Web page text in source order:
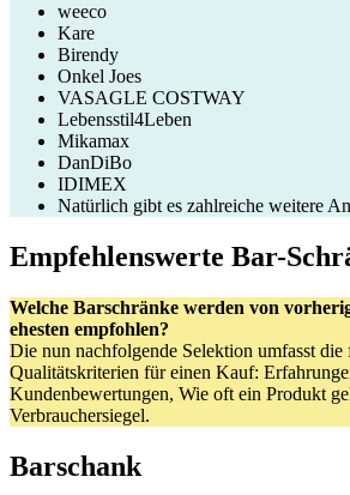
weeco
Kare
Birendy
Onkel Joes
VASAGLE COSTWAY
Lebensstil4Leben
Mikamax
DanDiBo
IDIMEX
Natürlich gibt es zahlreiche weitere
Empfehlenswerte Bar-
Welche Barschränke werden von
ehesten empfohlen?
Die nun nachfolgende Selektion umfasst die
Qualitätskriterien für einen Kauf:
Kundenbewertungen, Wie oft ein Produkt
Verbrauchersiegel.
Barschank